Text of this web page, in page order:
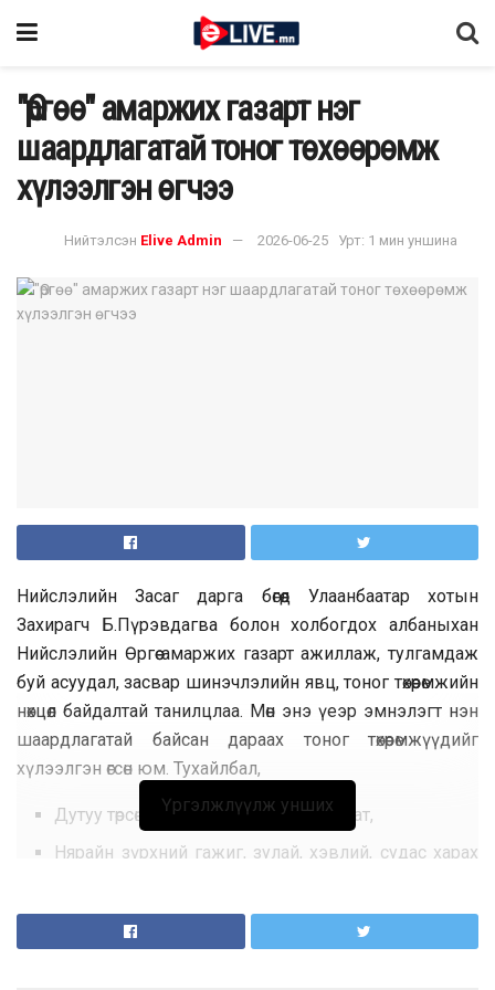
"Өргөө" амаржих газарт нэг
шаардлагатай тоног төхөөрөмж
хүлээлгэн өгчээ
Нийтэлсэн Elive Admin 2026-06-25 Урт: 1 мин уншина
Нийслэлийн Засаг дарга бөгөөд Улаанбаатар хотын
Захирагч Б.Пүрэвдагва болон холбогдох албаныхан
Нийслэлийн Өргөө амаржих газарт ажиллаж, тулгамдаж
буй асуудал, засвар шинэчлэлийн явц, тоног төхөөрөмжийн
нөхцөл байдалтай танилцлаа. Мөн энэ үеэр эмнэлэгт нэн
шаардлагатай байсан дараах тоног төхөөрөмжүүдийг
хүлээлгэн өгсөн юм. Тухайлбал,
Дутуу төрсөн нярайн амьсгалын аппарат,
Нярайн зүрхний гажиг, зулай, хэвлий, судас харах
Нэгдсэн хяналтын систем,
Дутуу төрсөн нярайн өндөр чийгшилтэй инкубатор,
Үргэлжлүүлж унших